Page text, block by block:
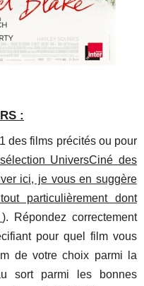
:
des films précités ou pour
UniversCiné des
ici, je vous en suggère
particulièrement dont
). Répondez correctement
pour quel film vous
de votre choix parmi la
sort parmi les bonnes